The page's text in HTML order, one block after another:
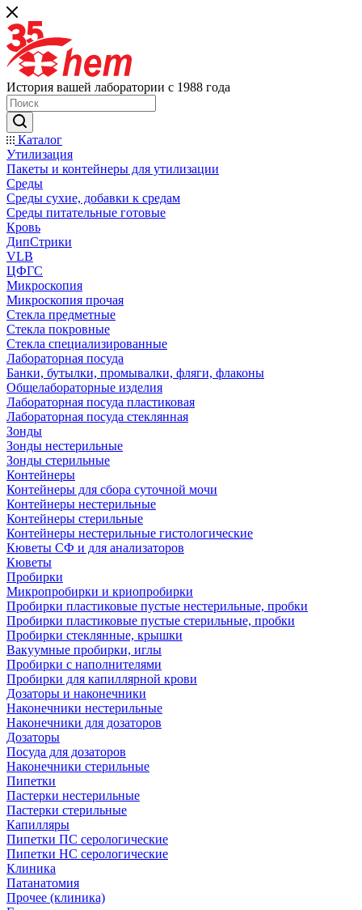
История вашей лаборатории с 1988 года
Каталог
Утилизация
Пакеты и контейнеры для утилизации
Среды
Среды сухие, добавки к средам
Среды питательные готовые
Кровь
ДипСтрики
VLB
ЦФГС
Микроскопия
Микроскопия прочая
Стекла предметные
Стекла покровные
Стекла специализированные
Лабораторная посуда
Банки, бутылки, промывалки, фляги, флаконы
Общелабораторные изделия
Лабораторная посуда пластиковая
Лабораторная посуда стеклянная
Зонды
Зонды нестерильные
Зонды стерильные
Контейнеры
Контейнеры для сбора суточной мочи
Контейнеры нестерильные
Контейнеры стерильные
Контейнеры нестерильные гистологические
Кюветы СФ и для анализаторов
Кюветы
Пробирки
Микропробирки и криопробирки
Пробирки пластиковые пустые нестерильные, пробки
Пробирки пластиковые пустые стерильные, пробки
Пробирки стеклянные, крышки
Вакуумные пробирки, иглы
Пробирки с наполнителями
Пробирки для капиллярной крови
Дозаторы и наконечники
Наконечники нестерильные
Наконечники для дозаторов
Дозаторы
Посуда для дозаторов
Наконечники стерильные
Пипетки
Пастерки нестерильные
Пастерки стерильные
Капилляры
Пипетки ПС серологические
Пипетки НС серологические
Клиника
Патанатомия
Прочее (клиника)